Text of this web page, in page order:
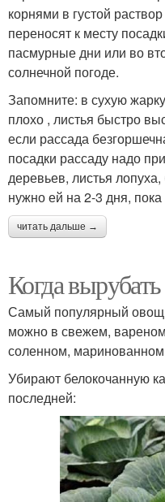
корнями в густой
переносят к месту
пасмурные дни или во
солнечной погоде.
Запомните: в сухую
плохо , листья быстро
если рассада
посадки рассаду надо
деревьев, листья
нужно ей на 2-3 дня,
читать дальше →
Когда
Самый популярный овощ,
можно в свежем,
соленном,
Убирают белокочанную
последней: